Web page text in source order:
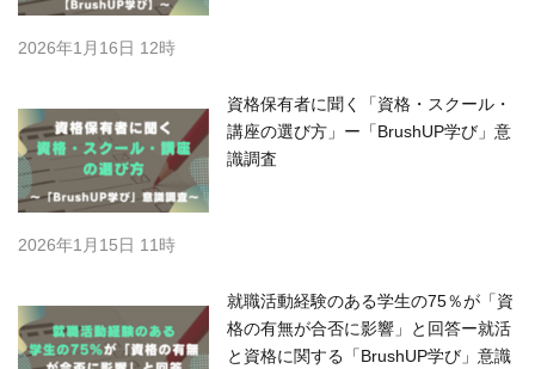
2026年1月16日 12時
資格保有者に聞く「資格・スクール・
講座の選び方」ー「BrushUP学び」意
識調査
2026年1月15日 11時
就職活動経験のある学生の75％が「資
格の有無が合否に影響」と回答ー就活
と資格に関する「BrushUP学び」意識